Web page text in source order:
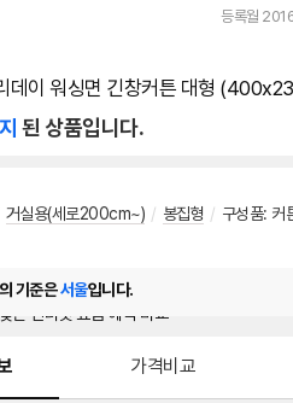
등록월
데이 워싱면 긴창커튼 대형
된 상품입니다.
거실용(세로200cm~) / 봉집형 / 구성품: 커
기준은서울입니다.
가격비교